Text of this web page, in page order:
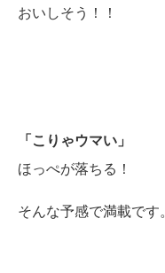
おいしそう！！
「こりゃウマい」
ほっぺが落ちる！
そんな予感で満載です。